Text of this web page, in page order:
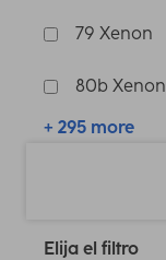
79 Xenon
80b Xenon
+ 295 more
Elija el filtro